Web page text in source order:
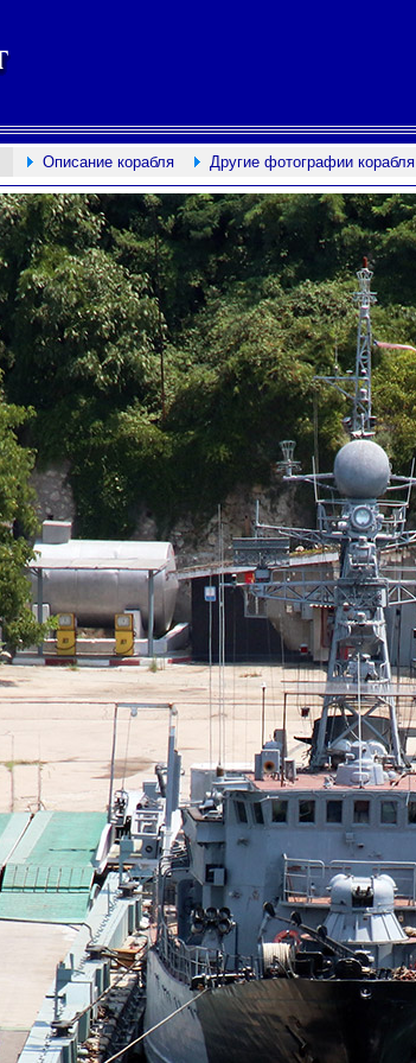
Описание корабля Другие фотографии корабля